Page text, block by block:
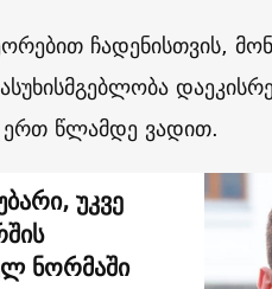
ჩადენისთვის,
წლამდე ვადით.
უკვე
ნორმაში